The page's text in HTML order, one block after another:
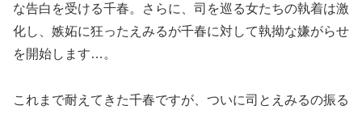
な告白を受ける千春。さらに、司を巡る女たちの執着は激
化し、嫉妬に狂ったえみるが千春に対して執拗な嫌がらせ
を開始します…。
これまで耐えてきた千春ですが、ついに司とえみるの振る